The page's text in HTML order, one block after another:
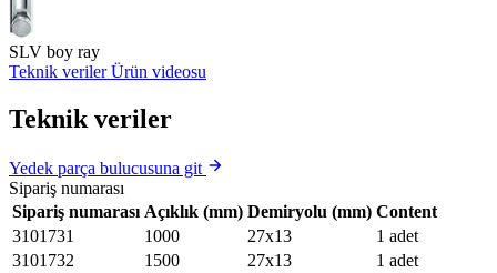
SLV boy ray
Teknik veriler Ürün videosu
Teknik veriler
Yedek parça bulucusuna git
Sipariş numarası
Sipariş numarası Açıklık (mm) Demiryolu (mm) Content
3101731
1000 27x13
1 adet
3101732
1500 27x13
1 adet